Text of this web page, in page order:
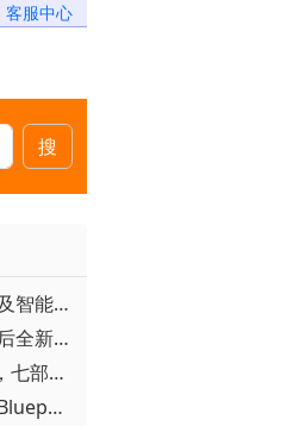
客服中心
搜
▪ 威格中国全新总部及智能工厂启用
▪ 霍尼韦尔发布分拆后全新品牌：霍尼韦尔科技与霍尼韦尔航空航天
▪ 大力发展“工厂游”，七部门联合发文！
▪ ABB通过集成DSX Blueprint AI基础设施，扩大与英伟达的合作